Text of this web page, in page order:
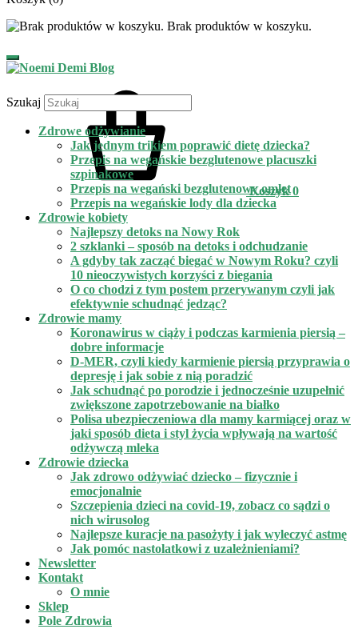
Brak produktów w koszyku.
Koszyk 0
Szukaj
Zdrowe odżywianie
Jak jednym trikiem poprawić dietę dziecka?
Przepis na wegańskie bezglutenowe placuszki
szpinakowe
Przepis na wegański bezglutenowy omlet
Przepis na wegańskie lody dla dziecka
Zdrowie kobiety
Najlepszy detoks na Nowy Rok
2 szklanki – sposób na detoks i odchudzanie
A gdyby tak zacząć biegać w Nowym Roku? czyli
10 nieoczywistych korzyści z biegania
O co chodzi z tym postem przerywanym czyli jak
efektywnie schudnąć jedząc?
Zdrowie mamy
Koronawirus w ciąży i podczas karmienia piersią –
dobre informacje
D-MER, czyli kiedy karmienie piersią przyprawia o
depresję i jak sobie z nią poradzić
Jak schudnąć po porodzie i jednocześnie uzupełnić
zwiększone zapotrzebowanie na białko
Polisa ubezpieczeniowa dla mamy karmiącej oraz w
jaki sposób dieta i styl życia wpływają na wartość
odżywczą mleka
Zdrowie dziecka
Jak zdrowo odżywiać dziecko – fizycznie i
emocjonalnie
Szczepienia dzieci na covid-19, zobacz co sądzi o
nich wirusolog
Najlepsze kuracje na pasożyty i jak wyleczyć astmę
Jak pomóc nastolatkowi z uzależnieniami?
Newsletter
Kontakt
O mnie
Sklep
Pole Zdrowia